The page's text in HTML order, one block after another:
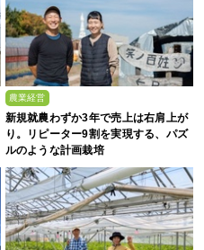
農業経営
新規就農わずか3年で売上は右肩上が
り。リピーター9割を実現する、パズ
ルのような計画栽培